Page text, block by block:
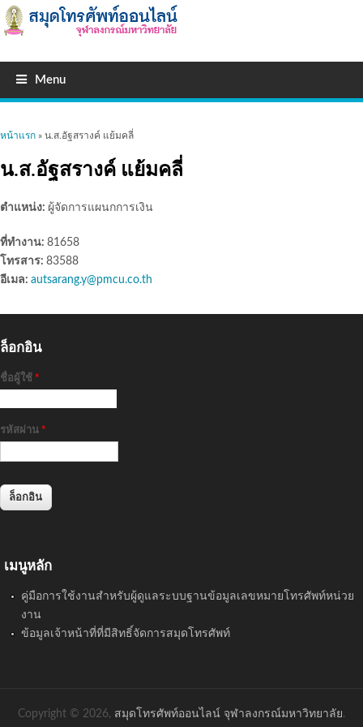
Menu
คุณอยู่ที่นี่
หน้าแรก » น.ส.อัฐสรางค์ แย้มคลี่
น.ส.อัฐสรางค์ แย้มคลี่
ตำแหน่ง: ผู้จัดการแผนกการเงิน
ที่ทำงาน: 81658
โทรสาร: 83588
อีเมล: autsarang.y@pmcu.co.th
ล็อกอิน
ชื่อผู้ใช้ *
รหัสผ่าน *
เมนูหลัก
คู่มือการใช้งานสำหรับผู้ดูแลระบบฐานข้อมูลเลขหมายโทรศัพท์หน่วย
งาน
ข้อมูลเจ้าหน้าที่ที่มีสิทธิ์จัดการสมุดโทรศัพท์
Copyright © 2026, สมุดโทรศัพท์ออนไลน์ จุฬาลงกรณ์มหาวิทยาลัย.